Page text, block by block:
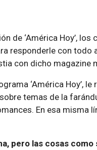
de ‘América Hoy’,
responderle con todo
con dicho magazine
‘América Hoy’, le
temas de la
En esa misma
pero las cosas